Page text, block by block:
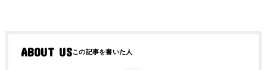
ABOUT US